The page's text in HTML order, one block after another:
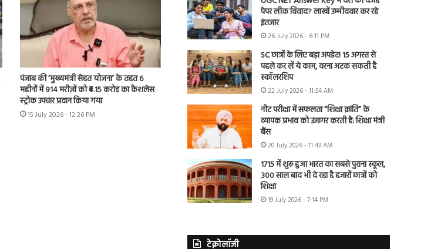
पंजाब की ‘मुख्यमंत्री सेहत योजना’ के तहत 6
महीनों में 914 मरीज़ों को ₹4.15 करोड़ का कैशलेस
स्ट्रोक उपचार प्रदान किया गया
15 July 2026 - 12:26 PM
पेपर लीक विवाद? लाखों उम्मीदवार कर रहे
इंतजार
26 July 2026 - 6:11 PM
SC छात्रों के लिए बड़ा अपडेट! 15 अगस्त से
पहले कर लें ये काम, वरना अटक सकती है
स्कॉलरशिप
22 July 2026 - 11:54 AM
नीट परीक्षा में सफलता “शिक्षा क्रांति” के
व्यापक प्रभाव को उजागर करती है: शिक्षा मंत्री
बैंस
20 July 2026 - 11:43 AM
1715 में शुरू हुआ भारत का सबसे पुराना स्कूल,
300 साल बाद भी दे रहा है हजारों छात्रों को
शिक्षा
19 July 2026 - 7:14 PM
टेक्नोलॉजी